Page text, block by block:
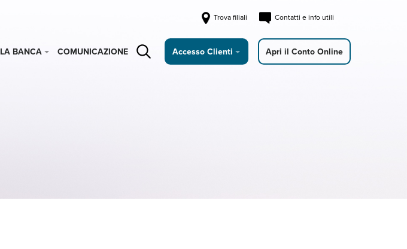
Trova filiali Contatti e info utili
LA BANCA COMUNICAZIONE Accesso Clienti Apri il Conto Online